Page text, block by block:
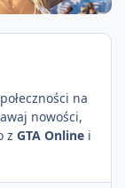
na
nowości,
z GTA Online i